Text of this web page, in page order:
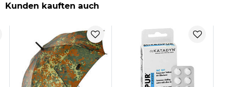
Kunden kauften auch